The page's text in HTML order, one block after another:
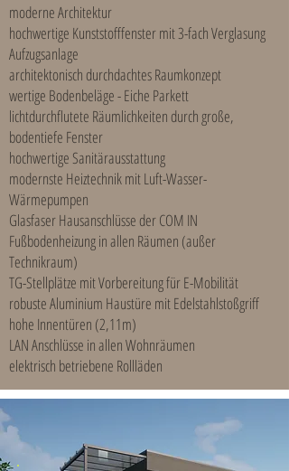
moderne Architektur
hochwertige Kunststofffenster mit 3-fach Verglasung
Aufzugsanlage
architektonisch durchdachtes Raumkonzept
wertige Bodenbeläge - Eiche Parkett
lichtdurchflutete Räumlichkeiten durch große,
bodentiefe Fenster
hochwertige Sanitärausstattung
modernste Heiztechnik mit Luft-Wasser-
Wärmepumpen
Glasfaser Hausanschlüsse der COM IN
Fußbodenheizung in allen Räumen (außer
Technikraum)
TG-Stellplätze mit Vorbereitung für E-Mobilität
robuste Aluminium Haustüre mit Edelstahlstoßgriff
hohe Innentüren (2,11m)
LAN Anschlüsse in allen Wohnräumen
elektrisch betriebene Rollläden